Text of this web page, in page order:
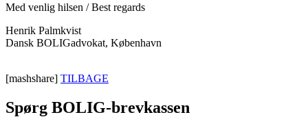
Med venlig hilsen / Best regards
Henrik Palmkvist
Dansk BOLIGadvokat, København
[mashshare] TILBAGE
Spørg BOLIG-brevkassen